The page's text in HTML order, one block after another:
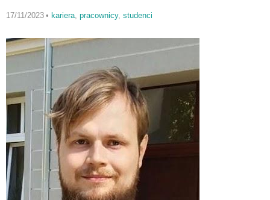
17/11/2023 • kariera, pracownicy, studenci